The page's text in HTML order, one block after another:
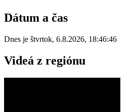
Dátum a čas
Dnes je štvrtok, 6.8.2026, 18:46:46
Videá z regiónu